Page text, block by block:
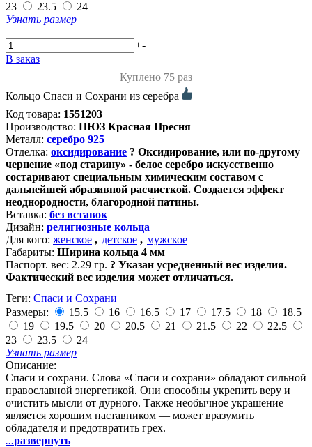
23
23.5
24
Узнать размер
+-
В заказ
Куплено 75 раз
Кольцо Спаси и Сохрани из серебра
Код товара: 1551203
Производство: ПЮЗ Красная Пресня
Металл: серебро 925
Отделка: оксидирование ? Оксидирование, или по-другому
чернение «под старину» - белое серебро искусственно
состаривают специальным химическим составом с
дальнейшей абразивной расчисткой. Создается эффект
неоднородности, благородной патины.
Вставка: без вставок
Дизайн: религиозные кольца
Для кого: женское , детское , мужское
Габариты: Ширина кольца 4 мм
Паспорт. вес: 2.29 гр. ? Указан усредненный вес изделия.
Фактический вес изделия может отличаться.
Теги: Спаси и Сохрани
Размеры:
15.5 16 16.5 17 17.5 18
18.5
19
19.5 20 20.5 21 21.5 22
22.5
23
23.5
24
Узнать размер
Описание:
Спаси и сохрани. Слова «Спаси и сохрани» обладают сильной
православной энергетикой. Они способны укрепить веру и
очистить мысли от дурного. Также необычное украшение
является хорошим наставником — может вразумить
обладателя и предотвратить грех.
...развернуть